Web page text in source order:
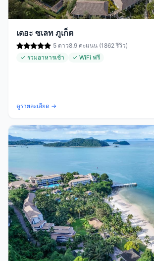
เดอะ ซเลท ภูเก็ต
5 ดาว8.9 คะแนน (1862 รีวิว)
✓ รวมอาหารเช้า
✓ WiFi ฟรี
ดูรายละเอียด →